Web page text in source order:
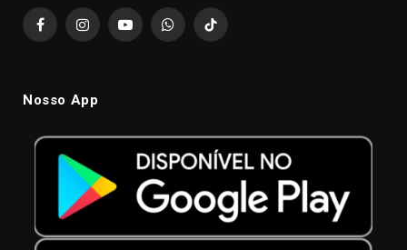
FacebookInstagramYouTubeWhatsAppTikTok
Nosso App